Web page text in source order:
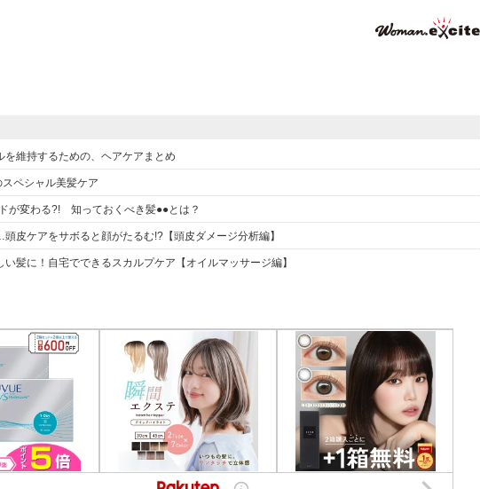
を維持するための、ヘアケアまとめ
ペシャル美髪ケア
が変わる?! 知っておくべき髪●●とは？
皮ケアをサボると顔がたるむ!?【頭皮ダメージ分析編】
い髪に！自宅でできるスカルプケア【オイルマッサージ編】